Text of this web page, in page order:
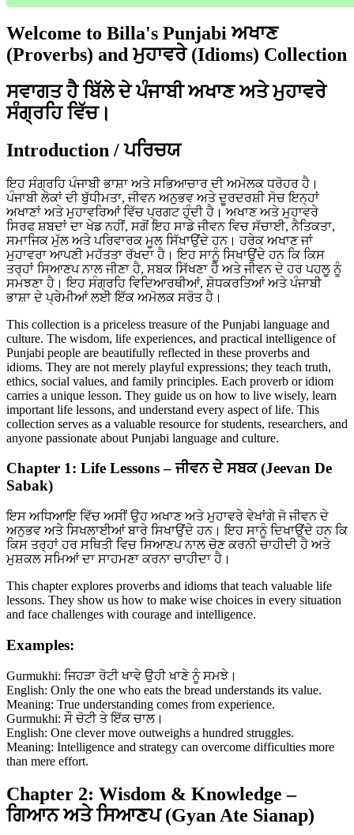
Welcome to Billa's Punjabi ਅਖਾਣ
(Proverbs) and ਮੁਹਾਵਰੇ (Idioms) Collection
ਸਵਾਗਤ ਹੈ ਬਿੱਲੇ ਦੇ ਪੰਜਾਬੀ ਅਖਾਣ ਅਤੇ ਮੁਹਾਵਰੇ
ਸੰਗ੍ਰਹਿ ਵਿੱਚ।
Introduction / ਪਰਿਚਯ
ਇਹ ਸੰਗ੍ਰਹਿ ਪੰਜਾਬੀ ਭਾਸ਼ਾ ਅਤੇ ਸਭਿਆਚਾਰ ਦੀ ਅਮੋਲਕ ਧਰੋਹਰ ਹੈ।
ਪੰਜਾਬੀ ਲੋਕਾਂ ਦੀ ਬੁੱਧੀਮਤਾ, ਜੀਵਨ ਅਨੁਭਵ ਅਤੇ ਦੂਰਦਰਸ਼ੀ ਸੋਚ ਇਨ੍ਹਾਂ
ਅਖਾਣਾਂ ਅਤੇ ਮੁਹਾਵਰਿਆਂ ਵਿੱਚ ਪ੍ਰਗਟ ਹੁੰਦੀ ਹੈ। ਅਖਾਣ ਅਤੇ ਮੁਹਾਵਰੇ
ਸਿਰਫ ਸ਼ਬਦਾਂ ਦਾ ਖੇਡ ਨਹੀਂ, ਸਗੋਂ ਇਹ ਸਾਡੇ ਜੀਵਨ ਵਿਚ ਸੱਚਾਈ, ਨੈਤਿਕਤਾ,
ਸਮਾਜਿਕ ਮੁੱਲ ਅਤੇ ਪਰਿਵਾਰਕ ਮੂਲ ਸਿੱਖਾਉਂਦੇ ਹਨ। ਹਰੇਕ ਅਖਾਣ ਜਾਂ
ਮੁਹਾਵਰਾ ਆਪਣੀ ਮਹੱਤਤਾ ਰੱਖਦਾ ਹੈ। ਇਹ ਸਾਨੂੰ ਸਿਖਾਉਂਦੇ ਹਨ ਕਿ ਕਿਸ
ਤਰ੍ਹਾਂ ਸਿਆਣਪ ਨਾਲ ਜੀਣਾ ਹੈ, ਸਬਕ ਸਿੱਖਣਾ ਹੈ ਅਤੇ ਜੀਵਨ ਦੇ ਹਰ ਪਹਲੂ ਨੂੰ
ਸਮਝਣਾ ਹੈ। ਇਹ ਸੰਗ੍ਰਹਿ ਵਿਦਿਆਰਥੀਆਂ, ਸ਼ੋਧਕਰਤਿਆਂ ਅਤੇ ਪੰਜਾਬੀ
ਭਾਸ਼ਾ ਦੇ ਪ੍ਰੇਮੀਆਂ ਲਈ ਇੱਕ ਅਮੋਲਕ ਸਰੋਤ ਹੈ।
This collection is a priceless treasure of the Punjabi language and
culture. The wisdom, life experiences, and practical intelligence of
Punjabi people are beautifully reflected in these proverbs and
idioms. They are not merely playful expressions; they teach truth,
ethics, social values, and family principles. Each proverb or idiom
carries a unique lesson. They guide us on how to live wisely, learn
important life lessons, and understand every aspect of life. This
collection serves as a valuable resource for students, researchers, and
anyone passionate about Punjabi language and culture.
Chapter 1: Life Lessons – ਜੀਵਨ ਦੇ ਸਬਕ (Jeevan De
Sabak)
ਇਸ ਅਧਿਆਇ ਵਿੱਚ ਅਸੀਂ ਉਹ ਅਖਾਣ ਅਤੇ ਮੁਹਾਵਰੇ ਵੇਖਾਂਗੇ ਜੋ ਜੀਵਨ ਦੇ
ਅਨੁਭਵ ਅਤੇ ਸਿਖਲਾਈਆਂ ਬਾਰੇ ਸਿਖਾਉਂਦੇ ਹਨ। ਇਹ ਸਾਨੂੰ ਦਿਖਾਉਂਦੇ ਹਨ ਕਿ
ਕਿਸ ਤਰ੍ਹਾਂ ਹਰ ਸਥਿਤੀ ਵਿਚ ਸਿਆਣਪ ਨਾਲ ਚੋਣ ਕਰਨੀ ਚਾਹੀਦੀ ਹੈ ਅਤੇ
ਮੁਸ਼ਕਲ ਸਮਿਆਂ ਦਾ ਸਾਹਮਣਾ ਕਰਨਾ ਚਾਹੀਦਾ ਹੈ।
This chapter explores proverbs and idioms that teach valuable life
lessons. They show us how to make wise choices in every situation
and face challenges with courage and intelligence.
Examples:
Gurmukhi: ਜਿਹੜਾ ਰੋਟੀ ਖਾਵੇ ਉਹੀ ਖਾਣੇ ਨੂੰ ਸਮਝੇ।
English: Only the one who eats the bread understands its value.
Meaning: True understanding comes from experience.
Gurmukhi: ਸੌ ਚੋਟੀ ਤੇ ਇੱਕ ਚਾਲ।
English: One clever move outweighs a hundred struggles.
Meaning: Intelligence and strategy can overcome difficulties more
than mere effort.
Chapter 2: Wisdom & Knowledge –
ਗਿਆਨ ਅਤੇ ਸਿਆਣਪ (Gyan Ate Sianap)